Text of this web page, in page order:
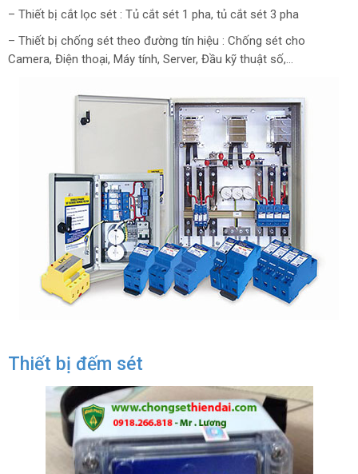
– Thiết bị cắt lọc sét : Tủ cắt sét 1 pha, tủ cắt sét 3 pha
– Thiết bị chống sét theo đường tín hiệu : Chống sét cho
Camera, Điện thoại, Máy tính, Server, Đầu kỹ thuật số,…
Thiết bị đếm sét